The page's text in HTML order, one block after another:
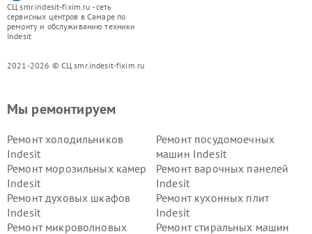
СЦ smr.indesit-fixim.ru - сеть
сервисных центров в Самаре по
ремонту и обслуживанию техники
Indesit
2021-2026 © СЦ smr.indesit-fixim.ru
Мы ремонтируем
Ремонт холодильников
Indesit
Ремонт посудомоечных
машин Indesit
Ремонт морозильных камер
Indesit
Ремонт варочных панелей
Indesit
Ремонт духовых шкафов
Indesit
Ремонт кухонных плит
Indesit
Ремонт микроволновых
Ремонт стиральных машин